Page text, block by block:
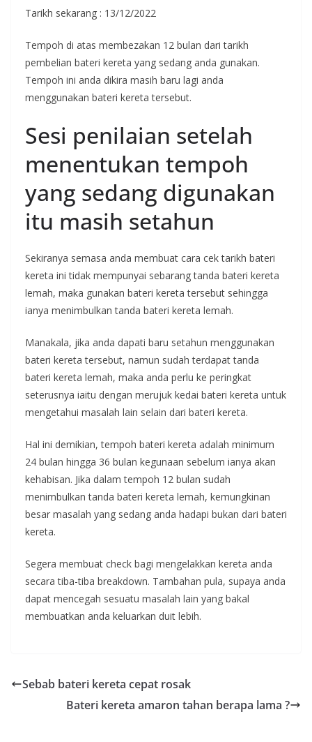
Tarikh sekarang : 13/12/2022
Tempoh di atas membezakan 12 bulan dari tarikh
pembelian bateri kereta yang sedang anda gunakan.
Tempoh ini anda dikira masih baru lagi anda
menggunakan bateri kereta tersebut.
Sesi penilaian setelah
menentukan tempoh
yang sedang digunakan
itu masih setahun
Sekiranya semasa anda membuat cara cek tarikh bateri
kereta ini tidak mempunyai sebarang tanda bateri kereta
lemah, maka gunakan bateri kereta tersebut sehingga
ianya menimbulkan tanda bateri kereta lemah.
Manakala, jika anda dapati baru setahun menggunakan
bateri kereta tersebut, namun sudah terdapat tanda
bateri kereta lemah, maka anda perlu ke peringkat
seterusnya iaitu dengan merujuk kedai bateri kereta untuk
mengetahui masalah lain selain dari bateri kereta.
Hal ini demikian, tempoh bateri kereta adalah minimum
24 bulan hingga 36 bulan kegunaan sebelum ianya akan
kehabisan. Jika dalam tempoh 12 bulan sudah
menimbulkan tanda bateri kereta lemah, kemungkinan
besar masalah yang sedang anda hadapi bukan dari bateri
kereta.
Segera membuat check bagi mengelakkan kereta anda
secara tiba-tiba breakdown. Tambahan pula, supaya anda
dapat mencegah sesuatu masalah lain yang bakal
membuatkan anda keluarkan duit lebih.
Sebab bateri kereta cepat rosak
Bateri kereta amaron tahan berapa lama ?